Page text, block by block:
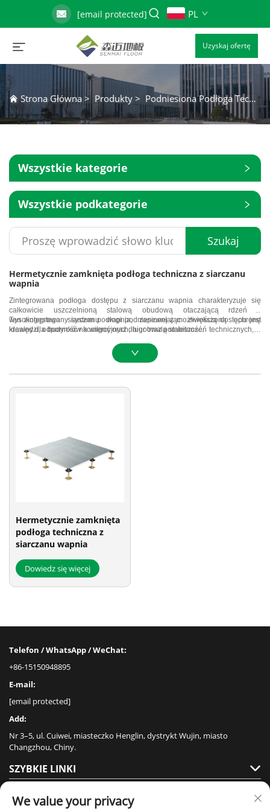
[email protected] PL
Uzyskaj ofertę
Strona Główna > Produkty > Podniesiona Podłoga Techniczna z Siarczanu Wapnia
Wszystkie kategorie
Wszystkie podkategorie
Szukaj
Hermetycznie zamknięta podłoga techniczna z siarczanu
wapnia
Zintegrowana podłoga dostępu z siarczanu wapnia charakteryzuje się
całkowicie uszczelnioną stalową obudową otaczającą rdzeń z
wysokogęstego siarczanu wapnia, zapewniając zwiększoną ochronę
krawędzi, odporność na wilgoć oraz długotrwałą stabilność.
Ten zintegrowany system podłogi podniesionej z możliwością dostępu jest
idealny dla budynków komercyjnych, biur oraz pomieszczeń technicznych, w
obudowa poprawia rozkład obciążeń oraz minimalizuje uszkodzenia
podczas montażu i konserwacji, gwarantując spójną wydajność przez cały
Hermetycznie zamknięta
podłoga techniczna z
siarczanu wapnia
Dowiedz się więcej
Telefon / WhatsApp / WeChat:
+86-15150948895
E-mail:
[email protected]
Add:
Nr 3–5, ul. Cuiwei, miasteczko Henglin, dystrykt Wujin, miasto
Changzhou, Chiny.
SZYBKIE LINKI
PRODUKTY
We value your privacy